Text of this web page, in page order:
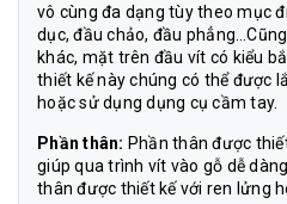
vô cùng đa dạng tùy theo mục
dục, đầu chảo, đầu
khác, mặt trên đầu vít có kiểu
thiết kế này chúng có thể được
hoặc sử dụng dụng cụ cầm tay.
Phần thân: Phần thân được
giúp qua trình vít vào gỗ dễ
thân được thiết kế với ren lửng